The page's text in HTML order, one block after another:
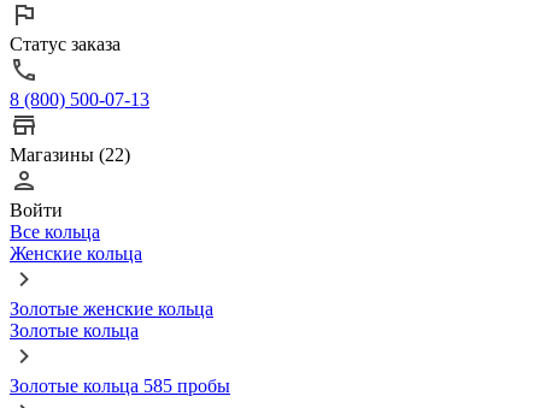
Статус заказа
8 (800) 500-07-13
Магазины (22)
Войти
Все кольца
Женские кольца
Золотые женские кольца
Золотые кольца
Золотые кольца 585 пробы